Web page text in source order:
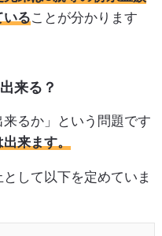
いることが分かります
来る？
来るか」という問題です
来ます。
して以下を定めていま